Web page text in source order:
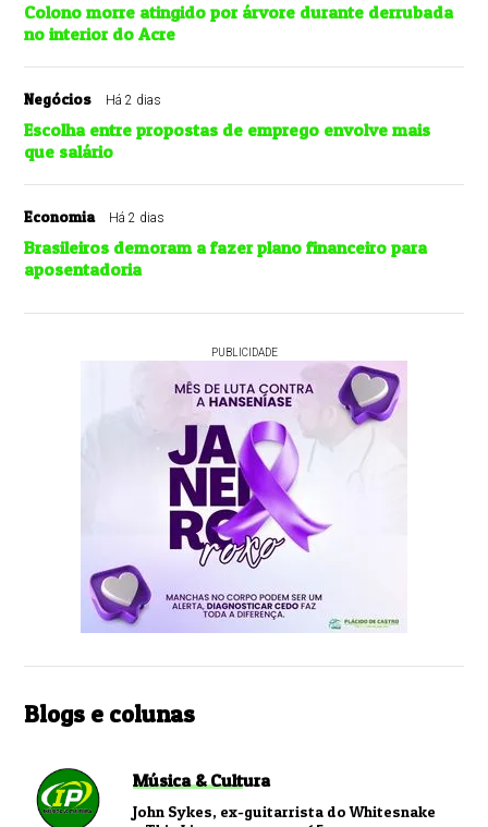
Colono morre atingido por árvore durante derrubada
no interior do Acre
Negócios Há 2 dias
Escolha entre propostas de emprego envolve mais
que salário
Economia Há 2 dias
Brasileiros demoram a fazer plano financeiro para
aposentadoria
PUBLICIDADE
Blogs e colunas
Música & Cultura
John Sykes, ex-guitarrista do Whitesnake